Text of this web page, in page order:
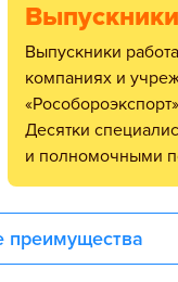
Выпускники работают в органах власти, крупных
компаниях и
Десятки
и полномочными
преимущества